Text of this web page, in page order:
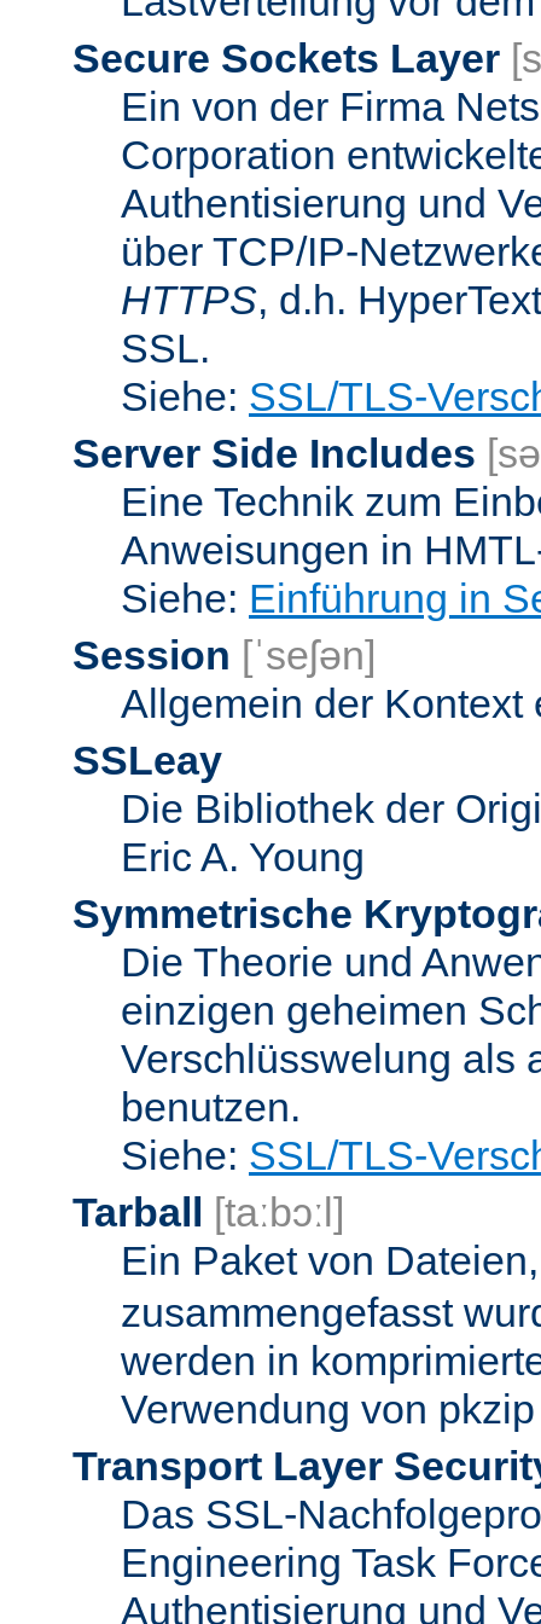
Secure Sockets Layer
Ein von der Firma
Corporation
Authentisierung und
über TCP/IP-
HTTPS, d.h.
SSL.
Siehe: SSL/TLS-
Server Side Includes
Eine Technik zum
Anweisungen in
Siehe: Einführung in
Session [ˈseʃən]
Allgemein der Kontext
SSLeay
Die Bibliothek der
Eric A. Young
Symmetrische
Die Theorie und
einzigen geheimen
Verschlüsswelung als
benutzen.
Siehe: SSL/TLS-
Tarball [taːbɔːl]
Ein Paket von
zusammengefasst
werden in
Verwendung von
Transport Layer
Das SSL-
Engineering Task
Authentisierung und